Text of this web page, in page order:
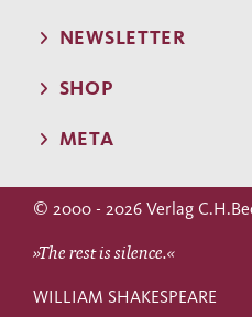
NEWSLETTER
SHOP
META
© 2000 - 2026 Verlag
»The rest is silence.«
WILLIAM SHAKESPEARE